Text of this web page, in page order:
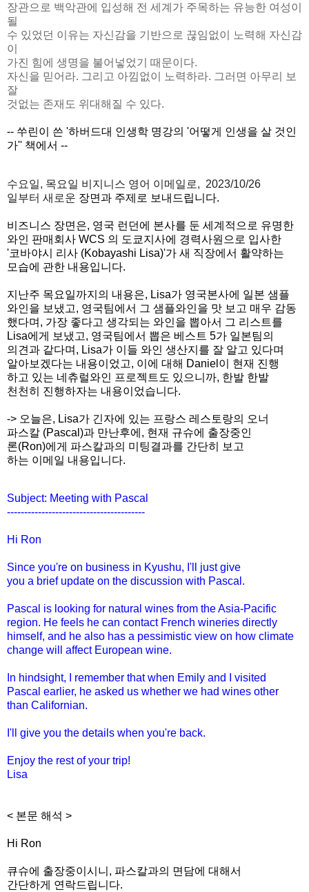
장관으로 백악관에 입성해 전 세계가 주목하는 유능한 여성이
될
수 있었던 이유는 자신감을 기반으로 끊임없이 노력해 자신감
이
가진 힘에 생명을 불어넣었기 때문이다.
자신을 믿어라. 그리고 아낌없이 노력하라. 그러면 아무리 보
잘
것없는 존재도 위대해질 수 있다.
-- 쑤린이 쓴 '하버드대 인생학 명강의 '어떻게 인생을 살 것인
가'' 책에서 --
수요일, 목요일 비지니스 영어 이메일로, 2023/10/26
일부터 새로운 장면과 주제로 보내드립니다.
비즈니스 장면은, 영국 런던에 본사를 둔 세계적으로 유명한
와인 판매회사 WCS 의 도쿄지사에 경력사원으로 입사한
'코바야시 리사 (Kobayashi Lisa)'가 새 직장에서 활약하는
모습에 관한 내용입니다.
지난주 목요일까지의 내용은, Lisa가 영국본사에 일본 샘플
와인을 보냈고, 영국팀에서 그 샘플와인을 맛 보고 매우 감동
했다며, 가장 좋다고 생각되는 와인을 뽑아서 그 리스트를
Lisa에게 보냈고, 영국팀에서 뽑은 베스트 5가 일본팀의
의견과 같다며, Lisa가 이들 와인 생산지를 잘 알고 있다며
알아보겠다는 내용이었고, 이에 대해 Daniel이 현재 진행
하고 있는 네츄럴와인 프로젝트도 있으니까, 한발 한발
천천히 진행하자는 내용이었습니다.
-> 오늘은, Lisa가 긴자에 있는 프랑스 레스토랑의 오너
파스칼 (Pascal)과 만난후에, 현재 규슈에 출장중인
론(Ron)에게 파스칼과의 미팅결과를 간단히 보고
하는 이메일 내용입니다.
Subject: Meeting with Pascal
----------------------------------------
Hi Ron
Since you're on business in Kyushu, I'll just give
you a brief update on the discussion with Pascal.
Pascal is looking for natural wines from the Asia-Pacific
region. He feels he can contact French wineries directly
himself, and he also has a pessimistic view on how climate
change will affect European wine.
In hindsight, I remember that when Emily and I visited
Pascal earlier, he asked us whether we had wines other
than Californian.
I'll give you the details when you're back.
Enjoy the rest of your trip!
Lisa
< 본문 해석 >
Hi Ron
큐슈에 출장중이시니, 파스칼과의 면담에 대해서
간단하게 연락드립니다.